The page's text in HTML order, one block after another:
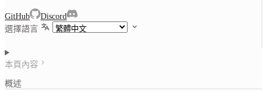
GitHub
Discord
選擇語言
本頁內容
概述